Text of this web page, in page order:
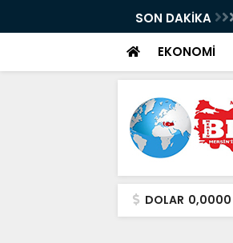
SON DAKİKA
EKONOMİ
DOLAR 0,0000